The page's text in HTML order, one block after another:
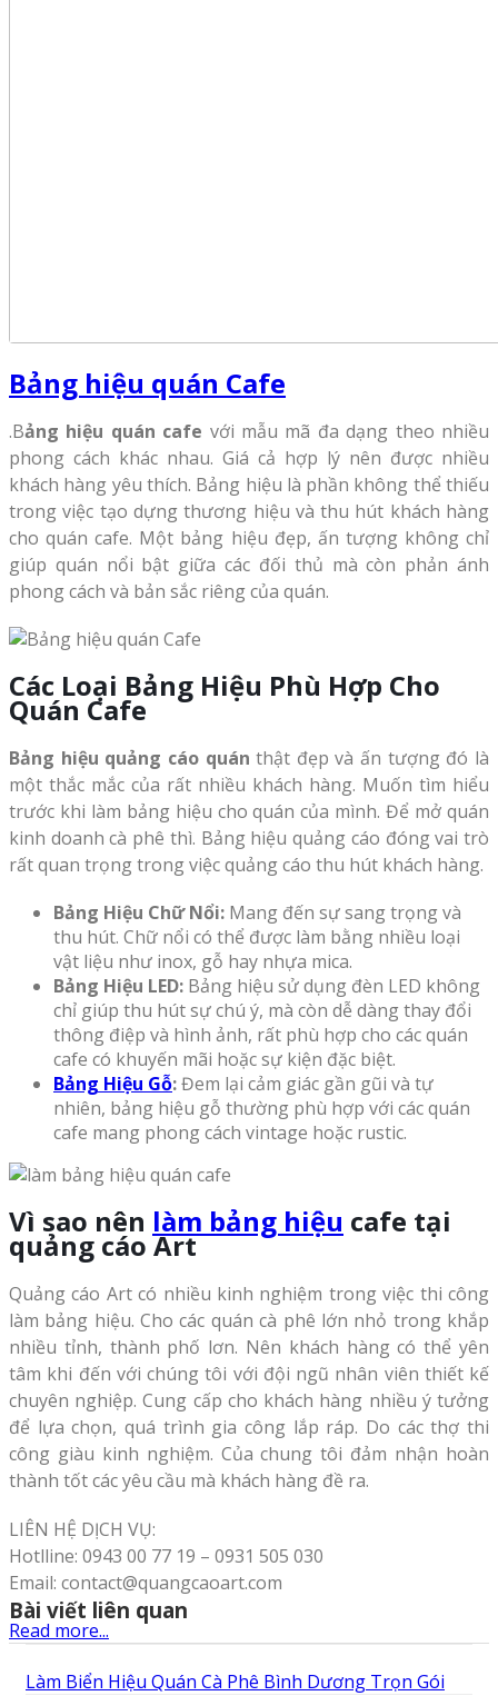
Bảng hiệu quán Cafe
.Bảng hiệu quán cafe với mẫu mã đa dạng theo nhiều
phong cách khác nhau. Giá cả hợp lý nên được nhiều
khách hàng yêu thích. Bảng hiệu là phần không thể thiếu
trong việc tạo dựng thương hiệu và thu hút khách hàng
cho quán cafe. Một bảng hiệu đẹp, ấn tượng không chỉ
giúp quán nổi bật giữa các đối thủ mà còn phản ánh
phong cách và bản sắc riêng của quán.
Các Loại Bảng Hiệu Phù Hợp Cho
Quán Cafe
Bảng hiệu quảng cáo quán thật đẹp và ấn tượng đó là
một thắc mắc của rất nhiều khách hàng. Muốn tìm hiểu
trước khi làm bảng hiệu cho quán của mình. Để mở quán
kinh doanh cà phê thì. Bảng hiệu quảng cáo đóng vai trò
rất quan trọng trong việc quảng cáo thu hút khách hàng.
Bảng Hiệu Chữ Nổi: Mang đến sự sang trọng và
thu hút. Chữ nổi có thể được làm bằng nhiều loại
vật liệu như inox, gỗ hay nhựa mica.
Bảng Hiệu LED: Bảng hiệu sử dụng đèn LED không
chỉ giúp thu hút sự chú ý, mà còn dễ dàng thay đổi
thông điệp và hình ảnh, rất phù hợp cho các quán
cafe có khuyến mãi hoặc sự kiện đặc biệt.
Bảng Hiệu Gỗ:Đem lại cảm giác gần gũi và tự
nhiên, bảng hiệu gỗ thường phù hợp với các quán
cafe mang phong cách vintage hoặc rustic.
Vì sao nên làm bảng hiệu cafe tại
quảng cáo Art
Quảng cáo Art có nhiều kinh nghiệm trong việc thi công
làm bảng hiệu. Cho các quán cà phê lớn nhỏ trong khắp
nhiều tỉnh, thành phố lơn. Nên khách hàng có thể yên
tâm khi đến với chúng tôi với đội ngũ nhân viên thiết kế
chuyên nghiệp. Cung cấp cho khách hàng nhiều ý tưởng
để lựa chọn, quá trình gia công lắp ráp. Do các thợ thi
công giàu kinh nghiệm. Của chung tôi đảm nhận hoàn
thành tốt các yêu cầu mà khách hàng đề ra.
LIÊN HỆ DỊCH VỤ:
Hotlline: 0943 00 77 19 – 0931 505 030
Email: contact@quangcaoart.com
Read more...
Bài viết liên quan
Làm Biển Hiệu Quán Cà Phê Bình Dương Trọn Gói